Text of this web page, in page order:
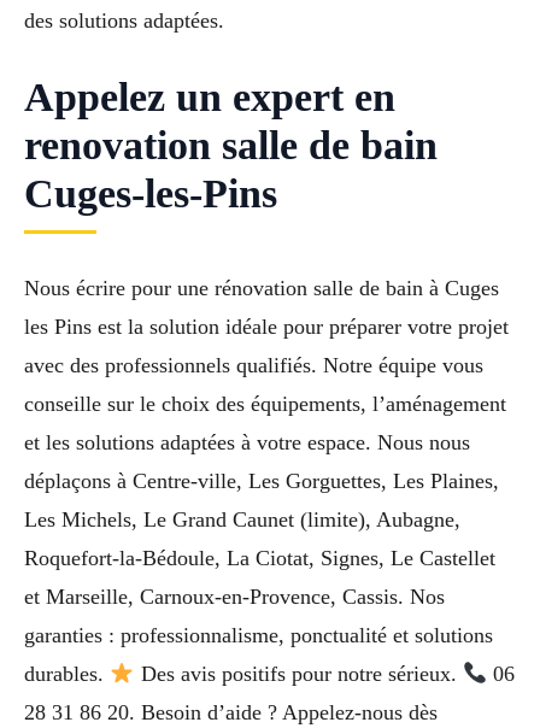
des solutions adaptées.
Appelez un expert en
renovation salle de bain
Cuges-les-Pins
Nous écrire pour une rénovation salle de bain à Cuges
les Pins est la solution idéale pour préparer votre projet
avec des professionnels qualifiés. Notre équipe vous
conseille sur le choix des équipements, l’aménagement
et les solutions adaptées à votre espace. Nous nous
déplaçons à Centre-ville, Les Gorguettes, Les Plaines,
Les Michels, Le Grand Caunet (limite), Aubagne,
Roquefort-la-Bédoule, La Ciotat, Signes, Le Castellet
et Marseille, Carnoux-en-Provence, Cassis. Nos
garanties : professionnalisme, ponctualité et solutions
durables.
Des avis positifs pour notre sérieux.
06
28 31 86 20. Besoin d’aide ? Appelez-nous dès